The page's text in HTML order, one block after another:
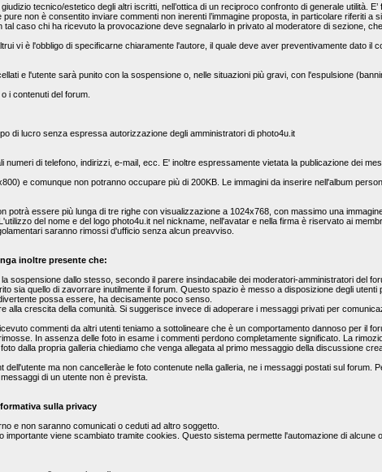
tecnico/estetico degli altri iscritti, nell’ottica di un reciproco confronto di generale utilità.
non è consentito inviare commenti non inerenti l’immagine proposta, in particolare riferiti a
caso chi ha ricevuto la provocazione deve segnalarlo in privato al moderatore di sezione,
vi è l'obbligo di specificarne chiaramente l'autore, il quale deve aver preventivamente dato il
e l'utente sarà punito con la sospensione o, nelle situazioni più gravi, con l'espulsione
i contenuti del forum.
di lucro senza espressa autorizzazione degli amministratori di photo4u.it
di telefono, indirizzi, e-mail, ecc. E' inoltre espressamente vietata la publicazione dei
e comunque non potranno occupare più di 200KB. Le immagini da inserire nell'album
essere più lunga di tre righe con visualizzazione a 1024x768, con massimo una
del nome e del logo photo4u.it nel nickname, nell'avatar e nella firma è riservato ai
saranno rimossi d'ufficio senza alcun preavviso.
inoltre presente che:
dallo stesso, secondo il parere insindacabile dei moderatori-amministratori del
sia quello di zavorrare inutilmente il forum. Questo spazio è messo a disposizione degli utenti
possa essere, ha decisamente poco senso.
crescita della comunità. Si suggerisce invece di adoperare i messaggi privati per
commenti da altri utenti teniamo a sottolineare che è un comportamento dannoso per il
In assenza delle foto in esame i commenti perdono completamente significato. La
dalla propria galleria chiediamo che venga allegata al primo messaggio della discussione
ma non cancelleràe le foto contenute nella galleria, ne i messaggi postati sul forum.
di un utente non è prevista.
sulla privacy
e non saranno comunicati o ceduti ad altro soggetto.
viene scambiato tramite cookies. Questo sistema permette l'automazione di alcune